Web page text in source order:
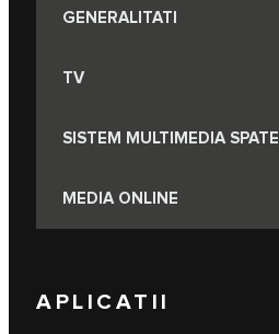
GENERALITATI
TV
SISTEM MULTIMEDIA SPATE
MEDIA ONLINE
APLICATII